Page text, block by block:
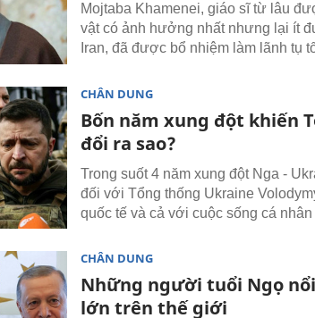
Mojtaba Khamenei, giáo sĩ từ lâu
vật có ảnh hưởng nhất nhưng lại ít
Iran, đã được bổ nhiệm làm lãnh tụ
CHÂN DUNG
Bốn năm xung đột khiến
đổi ra sao?
Trong suốt 4 năm xung đột Nga -
đối với Tổng thống Ukraine
quốc tế và cả với cuộc sống cá nhân
CHÂN DUNG
Những người tuổi Ngọ
lớn trên thế giới